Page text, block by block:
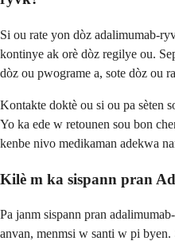
Si ou rate yon dòz adalimumab-
kontinye ak orè dòz regilye ou.
dòz ou pwograme a, sote dòz ou
Kontakte doktè ou si ou pa sèten
Yo ka ede w retounen sou bon
kenbe nivo medikaman adekwa
Kilè m ka sispann pran
Pa janm sispann pran
anvan, menmsi w santi w pi